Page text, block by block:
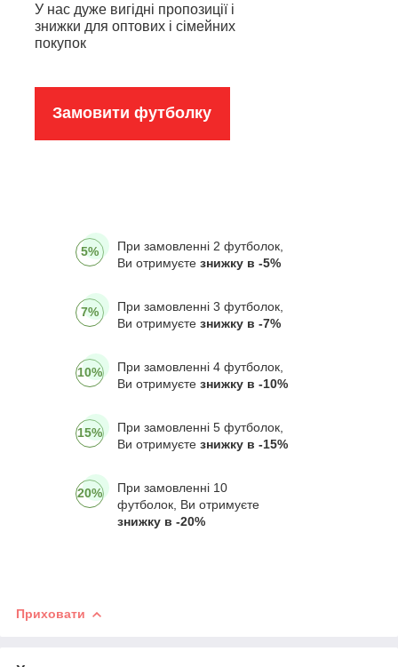
У нас дуже вигідні пропозиції і
знижки для оптових і сімейних
покупок
Замовити футболку
5%
При замовленні 2 футболок,
Ви отримуєте знижку в -5%
7%
При замовленні 3 футболок,
Ви отримуєте знижку в -7%
10%
При замовленні 4 футболок,
Ви отримуєте знижку в -10%
15%
При замовленні 5 футболок,
Ви отримуєте знижку в -15%
20%
При замовленні 10
футболок, Ви отримуєте
знижку в -20%
Приховати